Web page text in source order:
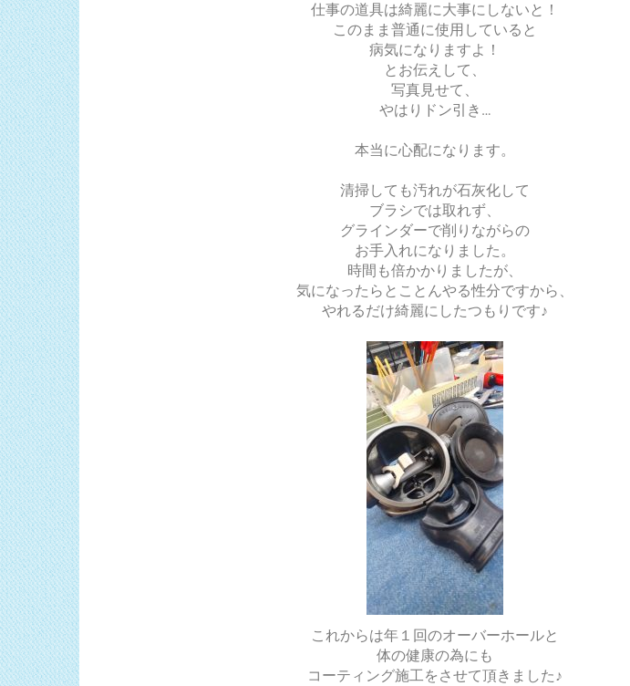
仕事の道具は綺麗に大事にしないと！
このまま普通に使用していると
病気になりますよ！
とお伝えして、
写真見せて、
やはりドン引き…
本当に心配になります。
清掃しても汚れが石灰化して
ブラシでは取れず、
グラインダーで削りながらの
お手入れになりました。
時間も倍かかりましたが、
気になったらとことんやる性分ですから、
やれるだけ綺麗にしたつもりです♪
これからは年１回のオーバーホールと
体の健康の為にも
コーティング施工をさせて頂きました♪